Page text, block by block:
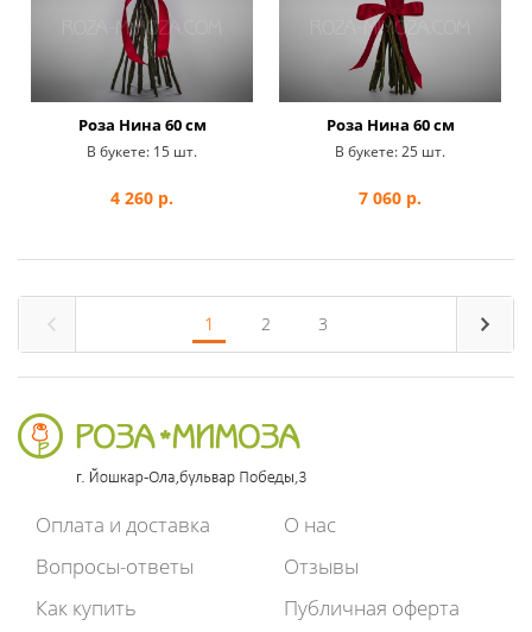
Роза Нина 60 см
В букете: 15 шт.
4 260 р.
Роза Нина 60 см
В букете:25 шт.
7 060 р.
1 2 3
Оплата и доставка
Вопросы-ответы
Как купить
О нас
Отзывы
Публичная оферта